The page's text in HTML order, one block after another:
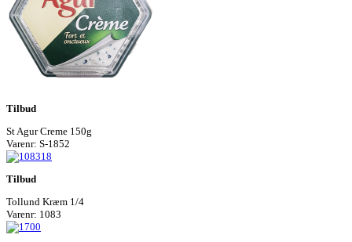
Tilbud
St Agur Creme 150g
Varenr: S-1852
Tilbud
Tollund Kræm 1/4
Varenr: 1083